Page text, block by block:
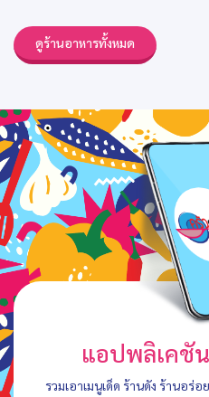
ดูร้านอาหารทั้งหมด
แอปพลิเคชั
รวมเอาเมนูเด็ด ร้านดัง ร้านอ